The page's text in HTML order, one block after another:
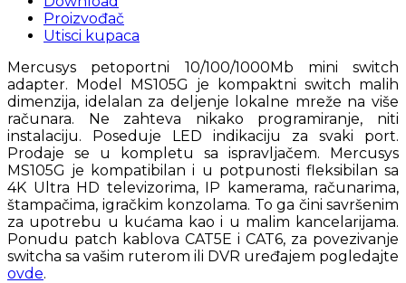
Proizvođač
Utisci kupaca
Mercusys petoportni 10/100/1000Mb mini switch
adapter. Model MS105G je kompaktni switch malih
dimenzija, idelalan za deljenje lokalne mreže na više
računara. Ne zahteva nikako programiranje, niti
instalaciju. Poseduje LED indikaciju za svaki port.
Prodaje se u kompletu sa ispravljačem. Mercusys
MS105G je kompatibilan i u potpunosti fleksibilan sa
4K Ultra HD televizorima, IP kamerama, računarima,
štampačima, igračkim konzolama. To ga čini savršenim
za upotrebu u kućama kao i u malim kancelarijama.
Ponudu patch kablova CAT5E i CAT6, za povezivanje
switcha sa vašim ruterom ili DVR uređajem pogledajte
ovde.